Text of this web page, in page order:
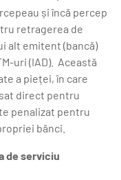
și încă percep
retragerea de
alt emitent (bancă)
uri (IAD). Această
a pieței, în care
direct pentru
penalizat pentru
bănci.
de serviciu